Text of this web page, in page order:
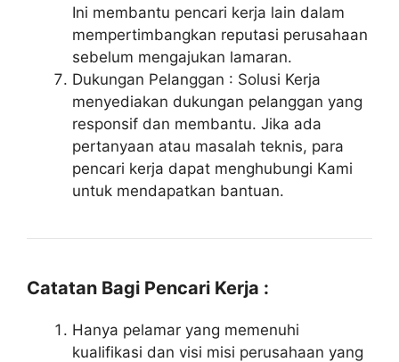
Ini membantu pencari kerja lain dalam
mempertimbangkan reputasi perusahaan
sebelum mengajukan lamaran.
Dukungan Pelanggan : Solusi Kerja
menyediakan dukungan pelanggan yang
responsif dan membantu. Jika ada
pertanyaan atau masalah teknis, para
pencari kerja dapat menghubungi Kami
untuk mendapatkan bantuan.
Catatan Bagi Pencari Kerja :
Hanya pelamar yang memenuhi
kualifikasi dan visi misi perusahaan yang